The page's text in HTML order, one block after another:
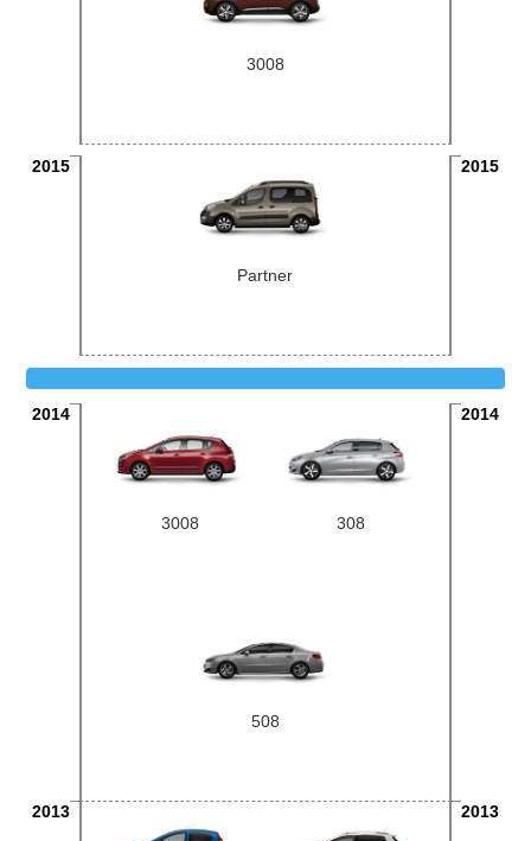
3008
2015 2015
Partner
2014 2014
3008 308
508
2013 2013